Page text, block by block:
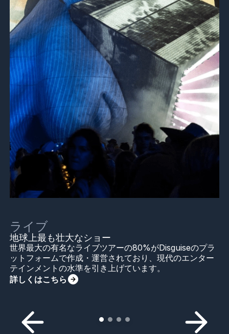
ライブ
地球上最も壮大なショー
世界最大の有名なライブツアーの80%がDisguiseのプラ
ットフォームで作成・運営されており、現代のエンター
テインメントの水準を引き上げています。
詳しくはこちら